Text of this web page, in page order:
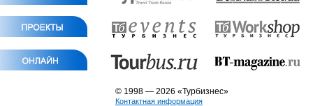
© 1998 — 2026 «Турбизнес»
Контактная информация